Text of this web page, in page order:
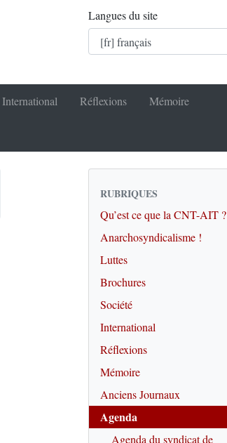
Langues du site
International Réflexions Mémoire
RUBRIQUES
Qu’est ce que la CNT-AIT ?
Anarchosyndicalisme !
Luttes
Brochures
Société
International
Réflexions
Mémoire
Anciens Journaux
Agenda
Agenda du syndicat de